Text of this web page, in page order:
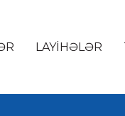
LAYIHƏLƏR